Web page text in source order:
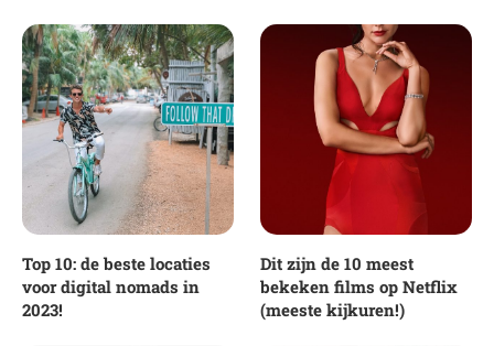
Top 10: de beste locaties
voor digital nomads in
2023!
Dit zijn de 10 meest
bekeken films op Netflix
(meeste kijkuren!)